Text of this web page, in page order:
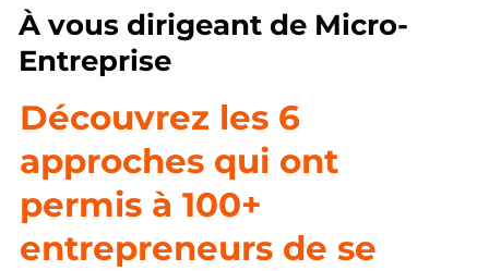
À vous dirigeant de Micro-
Entreprise
Découvrez les 6
approches qui ont
permis à 100+
entrepreneurs de se